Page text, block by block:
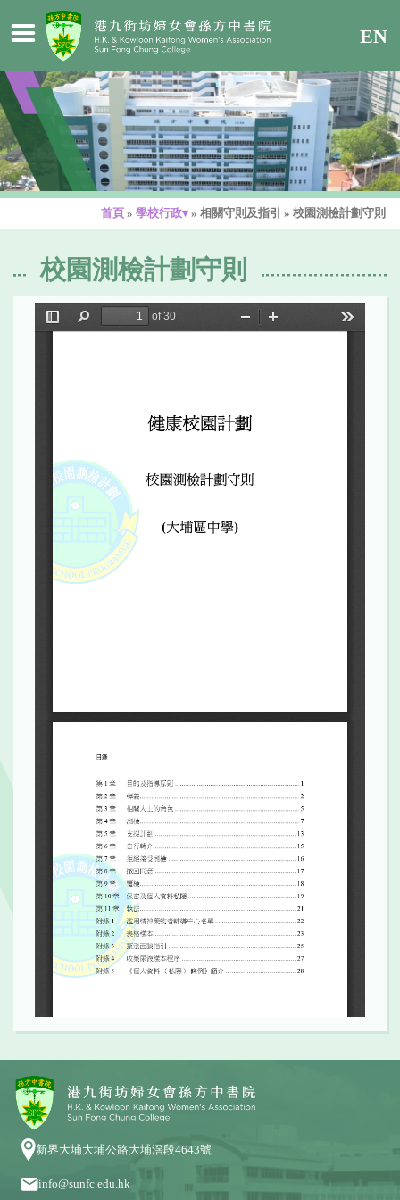
EN
首頁 » 學校行政▾ » 相關守則及指引 » 校園測檢計劃守則
校園測檢計劃守則
新界大埔大埔公路大埔滘段4643號
info@sunfc.edu.hk